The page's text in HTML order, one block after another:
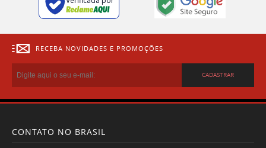
RECEBA NOVIDADES E PROMOÇÕES
CADASTRAR
CONTATO NO BRASIL